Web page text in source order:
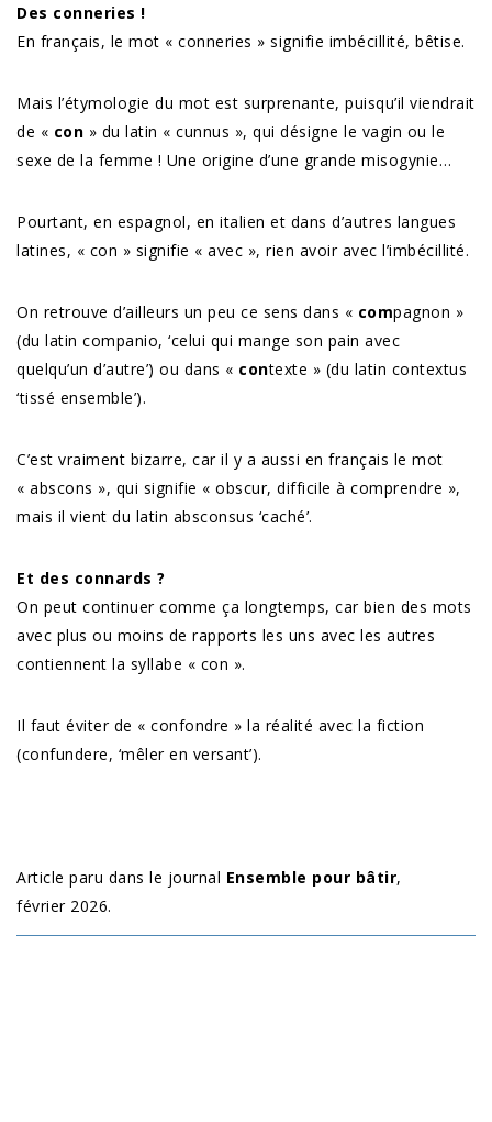
Des conneries !
En français, le mot « conneries » signifie imbécillité, bêtise.
Mais l’étymologie du mot est surprenante, puisqu’il viendrait
de « con » du latin « cunnus », qui désigne le vagin ou le
sexe de la femme ! Une origine d’une grande misogynie…
Pourtant, en espagnol, en italien et dans d’autres langues
latines, « con » signifie « avec », rien avoir avec l’imbécillité.
On retrouve d’ailleurs un peu ce sens dans « compagnon »
(du latin companio, ‘celui qui mange son pain avec
quelqu’un d’autre’) ou dans « contexte » (du latin contextus
‘tissé ensemble’).
C’est vraiment bizarre, car il y a aussi en français le mot
« abscons », qui signifie « obscur, difficile à comprendre »,
mais il vient du latin absconsus ‘caché’.
Et des connards ?
On peut continuer comme ça longtemps, car bien des mots
avec plus ou moins de rapports les uns avec les autres
contiennent la syllabe « con ».
Il faut éviter de « confondre » la réalité avec la fiction
(confundere, ‘mêler en versant’).
Article paru dans le journal Ensemble pour bâtir,
février 2026.